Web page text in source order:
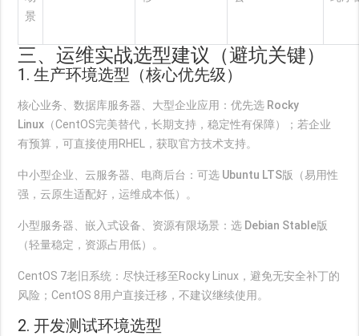
景
三、运维实战选型建议（避坑关键）
1. 生产环境选型（核心优先级）
核心业务、数据库服务器、大型企业应用：优先选 Rocky
Linux （CentOS完美替代，长期支持，稳定性有保障）；若企业
有预算，可直接使用RHEL，获取官方技术支持。
中小型企业、云服务器、电商后台：可选 Ubuntu LTS版 （易用性
强，云原生适配好，运维成本低）。
小型服务器、嵌入式设备、资源有限场景：选 Debian Stable版
（轻量稳定，资源占用低）。
CentOS 7老旧系统：尽快迁移至Rocky Linux，避免无安全补丁的
风险；CentOS 8用户直接迁移，不建议继续使用。
2. 开发测试环境选型